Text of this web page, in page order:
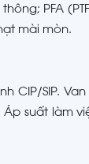
PFA
mài mòn.
CIP/SIP.
Áp suất làm